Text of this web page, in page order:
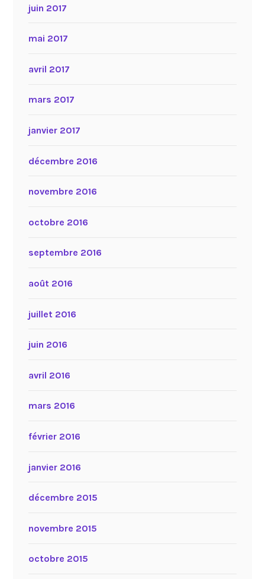
juin 2017
mai 2017
avril 2017
mars 2017
janvier 2017
décembre 2016
novembre 2016
octobre 2016
septembre 2016
août 2016
juillet 2016
juin 2016
avril 2016
mars 2016
février 2016
janvier 2016
décembre 2015
novembre 2015
octobre 2015